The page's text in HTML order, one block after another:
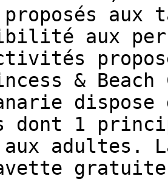
aux
&
dont 1
aux adultes.